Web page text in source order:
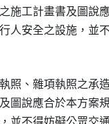
施工計畫書及圖說
人安全之設施，並
照、雜項執照之承
圖說應合於本方案